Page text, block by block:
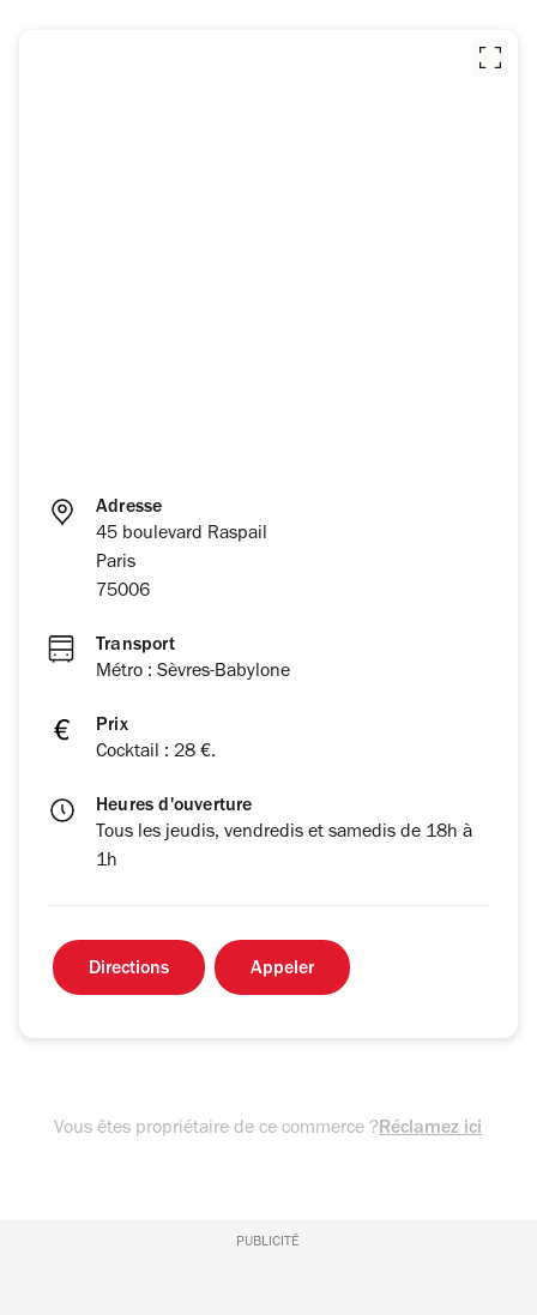
Adresse
45 boulevard Raspail
Paris
75006
Transport
Métro : Sèvres-Babylone
Prix
Cocktail : 28 €.
Heures d'ouverture
Tous les jeudis, vendredis et samedis de 18h à
1h
Directions Appeler
Vous êtes propriétaire de ce commerce ?Réclamez ici
PUBLICITÉ